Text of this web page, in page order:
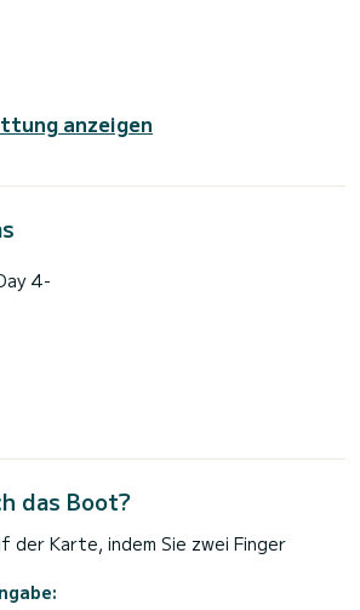
anzeigen
4-
das Boot?
der Karte, indem Sie zwei Finger